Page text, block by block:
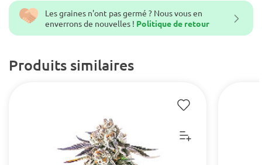
Les graines n'ont pas germé ? Nous vous en
enverrons de nouvelles ! Politique de retour
Produits similaires
impressionnants et une palette de couleurs saisissante.